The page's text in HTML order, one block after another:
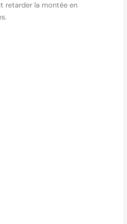
retarder la montée en